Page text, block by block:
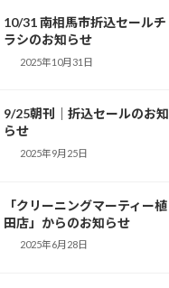
10/31 南相馬市折込セールチ
ラシのお知らせ
2025年10月31日
9/25朝刊｜折込セールのお知
らせ
2025年9月25日
「クリーニングマーティー植
田店」からのお知らせ
2025年6月28日